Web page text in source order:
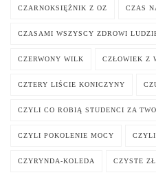
CZARNOKSIĘŻNIK Z OZ CZAS
CZASAMI WSZYSCY ZDROWI
CZERWONY WILK CZŁOWIEK Z
CZTERY LIŚCIE KONICZYNY
CZYLI CO ROBIĄ STUDENCI ZA
CZYLI POKOLENIE MOCY CZYLI
CZYRYNDA-KOLEDA CZYSTE